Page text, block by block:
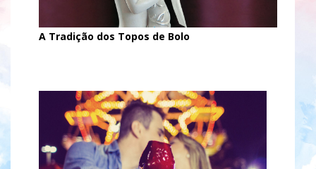
A Tradição dos Topos de Bolo